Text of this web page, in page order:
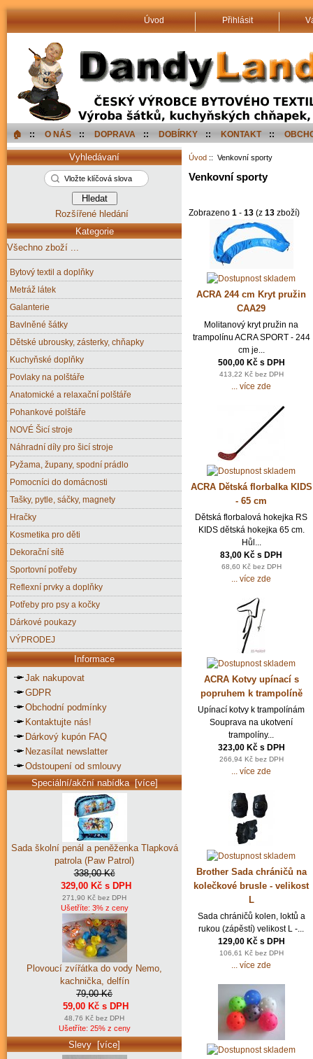
Úvod Přihlásit
🏠︎ :: O NÁS :: DOPRAVA :: DOBÍRKY :: KONTAKT ::
Úvod :: Venkovní sporty
Venkovní sporty
Zobrazeno 1 - 13 (z 13 zboží)
ACRA 244 cm Kryt pružin
CAA29
Molitanový kryt pružin na
trampolínu ACRA SPORT - 244
cm je...
500,00 Kč s DPH
413,22 Kč bez DPH
... více zde
ACRA Dětská florbalka KIDS
- 65 cm
Dětská florbalová hokejka RS
KIDS dětská hokejka 65 cm.
Hůl...
83,00 Kč s DPH
68,60 Kč bez DPH
... více zde
ACRA Kotvy upínací s
popruhem k trampolíně
Upínací kotvy k trampolínám
Souprava na ukotvení
trampolíny...
323,00 Kč s DPH
266,94 Kč bez DPH
... více zde
Brother Sada chráničů na
kolečkové brusle - velikost
L
Sada chráničů kolen, loktů a
rukou (zápěstí) velikost L -...
129,00 Kč s DPH
106,61 Kč bez DPH
... více zde
Vyhledávaní
Rozšířené hledání
Kategorie
Všechno zboží ...
Bytový textil a doplňky
Metráž látek
Galanterie
Bavlněné šátky
Dětské ubrousky, zásterky, chňapky
Kuchyňské doplňky
Povlaky na polštáře
Anatomické a relaxační polštáře
Pohankové polštáře
NOVÉ Šicí stroje
Náhradní díly pro šicí stroje
Pyžama, župany, spodní prádlo
Pomocníci do domácnosti
Tašky, pytle, sáčky, magnety
Hračky
Kosmetika pro děti
Dekorační sítě
Sportovní potřeby
Reflexní prvky a doplňky
Potřeby pro psy a kočky
Dárkové poukazy
VÝPRODEJ
Informace
Jak nakupovat
GDPR
Obchodní podmínky
Kontaktujte nás!
Dárkový kupón FAQ
Nezasílat newslatter
Odstoupení od smlouvy
Speciální/akční nabídka [více]
Sada školní penál a peněženka Tlapková
patrola (Paw Patrol)
338,00 Kč
329,00 Kč s DPH
271,90 Kč bez DPH
Ušetříte: 3% z ceny
Plovoucí zvířátka do vody Nemo,
kachnička, delfín
79,00 Kč
59,00 Kč s DPH
48,76 Kč bez DPH
Ušetříte: 25% z ceny
Slevy [více]